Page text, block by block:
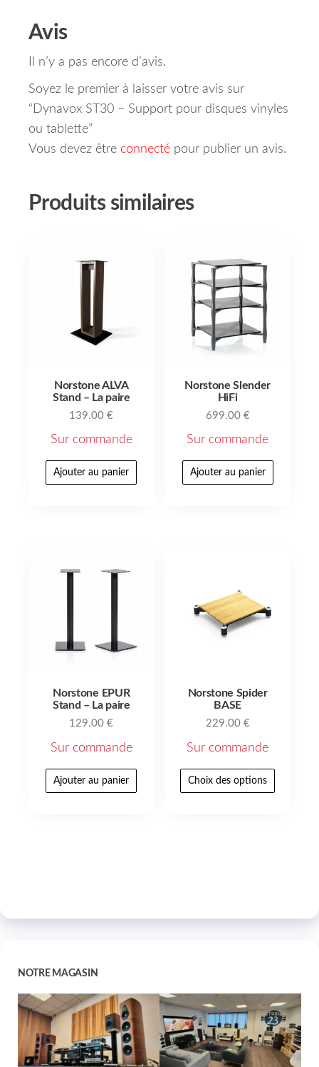
Avis
Il n’y a pas encore d’avis.
Soyez le premier à laisser votre avis sur
“Dynavox ST30 – Support pour disques vinyles
ou tablette”
Vous devez être connecté pour publier un avis.
Produits similaires
Norstone ALVA
Stand – La paire
139.00€
Sur commande
Ajouter au panier
Norstone Slender
HiFi
699.00 €
Sur commande
Ajouter au panier
Norstone EPUR
Stand – La paire
129.00€
Sur commande
Ajouter au panier
Norstone Spider
BASE
229.00 €
Sur commande
Choix des options
NOTRE MAGASIN